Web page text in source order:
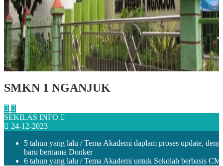
SMKN 1 NGANJUK
SEKILAS INFO
24-12-2023
5 tahun yang lalu / Tema Akademi daplam proses update,
baru bernama Donker
6 tahun yang lalu / Tema Akademi untuk Sekolah berbasis